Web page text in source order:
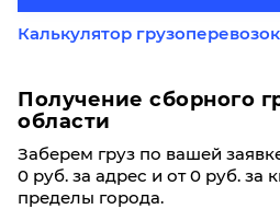
Калькулятор грузоперевозок
Получение сборного
области
Заберем груз по вашей
0 руб. за адрес и от 0 руб. за
пределы города.